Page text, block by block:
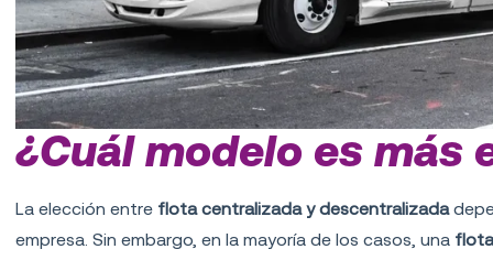
¿Cuál modelo es más
La elección entre flota centralizada y descentralizada
empresa. Sin embargo, en la mayoría de los casos, una